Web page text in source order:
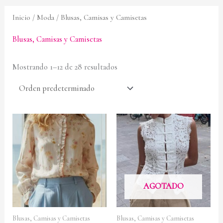
Inicio / Moda / Blusas, Camisas y Camisetas
Blusas, Camisas y Camisetas
Mostrando 1–12 de 28 resultados
Blusas, Camisas y Camisetas
Rango
de
precios:
desde
24.90 €
hasta
24.99 €
AGOTADO
Blusas, Camisas y Camisetas